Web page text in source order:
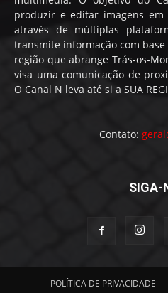
produzir e editar imagens em
através de múltiplas
transmite informação com
região que abrange Trás-os-
visa uma comunicação de
O Canal N leva até si a SUA
Contato:
SIGA-
POLÍTICA DE PRIVACIDADE